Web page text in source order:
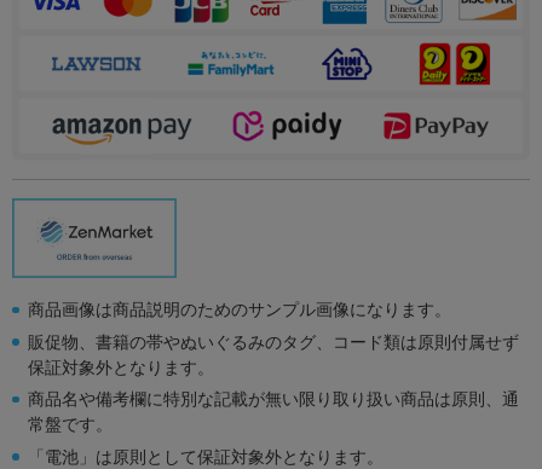
商品画像は商品説明のためのサンプル画像になります。
販促物、書籍の帯やぬいぐるみのタグ、コード類は原則付属せず
保証対象外となります。
商品名や備考欄に特別な記載が無い限り取り扱い商品は原則、通
常盤です。
「電池」は原則として保証対象外となります。